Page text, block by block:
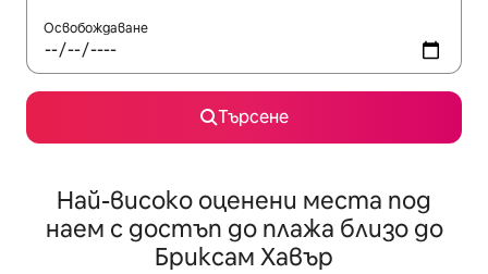
Освобождаване
Търсене
Най-високо оценени места под
наем с достъп до плажа близо до
Бриксам Хавър